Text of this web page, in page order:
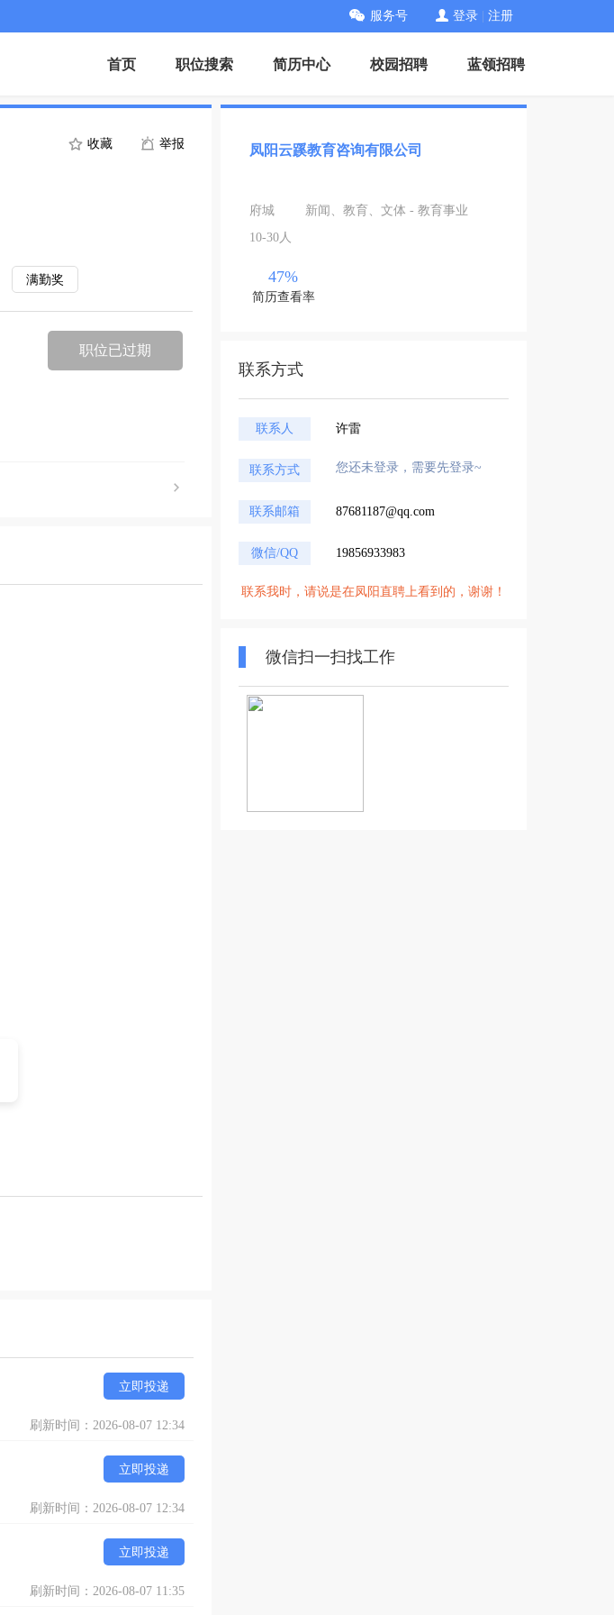
服务号 登录 注册
首页 职位搜索 简历中心 校园招聘 蓝领招聘
收藏 举报
满勤奖
职位已过期
立即投递
刷新时间：2026-08-07 12:34
立即投递
刷新时间：2026-08-07 12:34
立即投递
刷新时间：2026-08-07 11:35
凤阳云蹊教育咨询有限公司
府城
新闻、教育、文体 - 教育事业
10-30人
47%
简历查看率
联系方式
联系人 许雷
联系方式 您还未登录，需要先登录~
联系邮箱 87681187@qq.com
微信/QQ 19856933983
联系我时，请说是在凤阳直聘上看到的，谢谢！
微信扫一扫找工作